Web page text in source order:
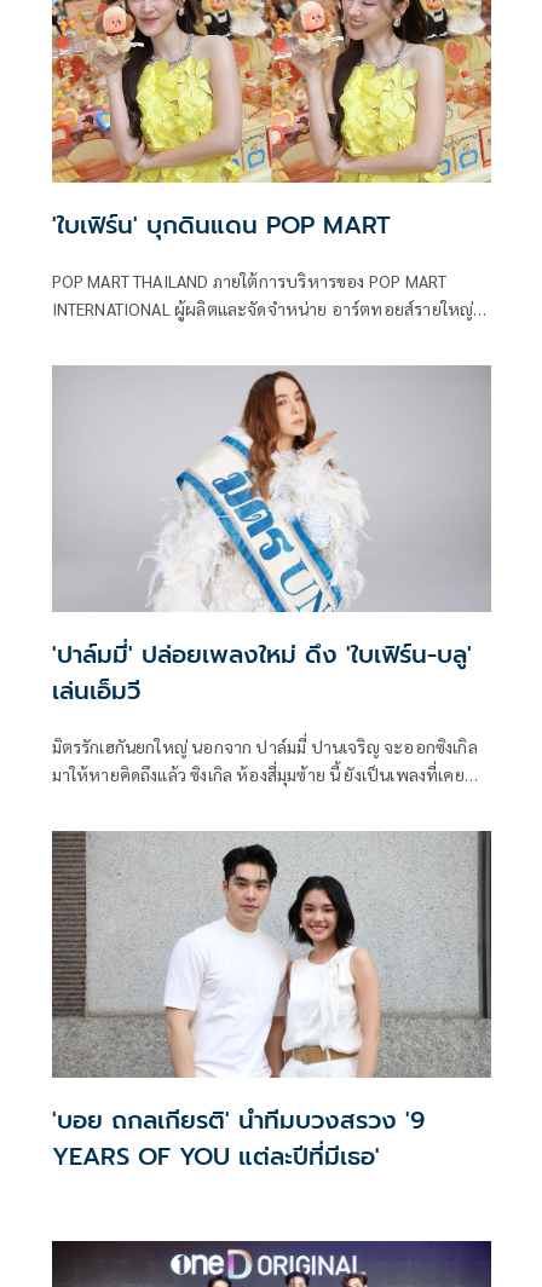
ส่วนทางภรรยา มายด์-ลภัสลัล จิรเวชสุนทรกุล ก็ได้ออกมา
เคลื่อนไหวผ่านอินสตาแกรมเพื่อซัพพอร์ตสามี
'ใบเฟิร์น' บุกดินแดน POP MART
POP MART THAILAND ภายใต้การบริหารของ POP MART
INTERNATIONAL ผู้ผลิตและจัดจำหน่าย อาร์ตทอยส์รายใหญ่
TWINKLE TWINKLE EVENT ครั้งแรกในประเทศไทย ณ Fashion
Hall ชั้น 1 ศูนย์การค้าสยามพารากอน ระหว่างวันที่ 23
มกราคม – 1 กุมภาพันธ์ 2569 ยกจักรวาลแห่งความน่ารักของ
คาแรคเตอร์ที่กำลังเป็นที่นิยมและครองใจนักสะสมทั่วโลก มาให้
แฟน ๆ ชาวไทยได้สัมผัสอย่างใกล้ชิด
'ปาล์มมี่' ปล่อยเพลงใหม่ ดึง 'ใบเฟิร์น-บลู'
เล่นเอ็มวี
มิตรรักเฮกันยกใหญ่ นอกจาก ปาล์มมี่ ปานเจริญ จะออกซิงเกิล
มาให้หายคิดถึงแล้ว ซิงเกิล ห้องสี่มุมซ้าย นี้ ยังเป็นเพลงที่เคย
ใบเฟิร์น พิมพ์ชนก และ บลู พงศ์ทิวัตถ์ มาเล่นเอ็มวีออกมาได้
แบบน่ารักสุดๆ
'บอย ถกลเกียรติ' นำทีมบวงสรวง '9
YEARS OF YOU แต่ละปีที่มีเธอ'